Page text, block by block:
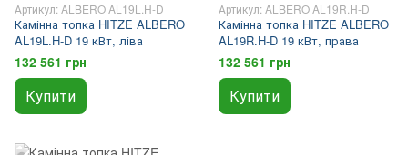
Артикул: ALBERO AL19L.H-D
Камінна топка HITZE ALBERO
AL19L.H-D 19 кВт, ліва
132 561 грн
Купити
Артикул: ALBERO AL19R.H-D
Камінна топка HITZE ALBERO
AL19R.H-D 19 кВт, права
132 561 грн
Купити